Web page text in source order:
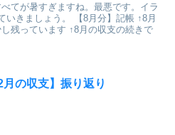
てが暑すぎますね。最悪です。イラ
いきましょう。 【8月分】記帳 ↑8月
残っています ↑8月の収支の続きで
2月の収支】振り返り